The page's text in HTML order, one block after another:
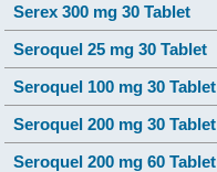
Serex 300 mg 30 Tablet
Seroquel 25 mg 30 Tablet
Seroquel 100 mg 30 Tablet
Seroquel 200 mg 30 Tablet
Seroquel 200 mg 60 Tablet